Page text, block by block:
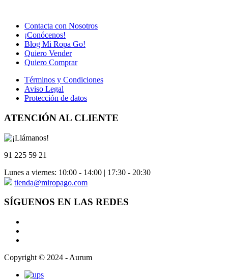
Contacta con Nosotros
¡Conócenos!
Blog Mi Ropa Go!
Quiero Vender
Quiero Comprar
Términos y Condiciones
Aviso Legal
Protección de datos
ATENCIÓN AL CLIENTE
91 225 59 21
Lunes a viernes: 10:00 - 14:00 | 17:30 - 20:30
tienda@miropago.com
SÍGUENOS EN LAS REDES
Copyright © 2024 - Aurum